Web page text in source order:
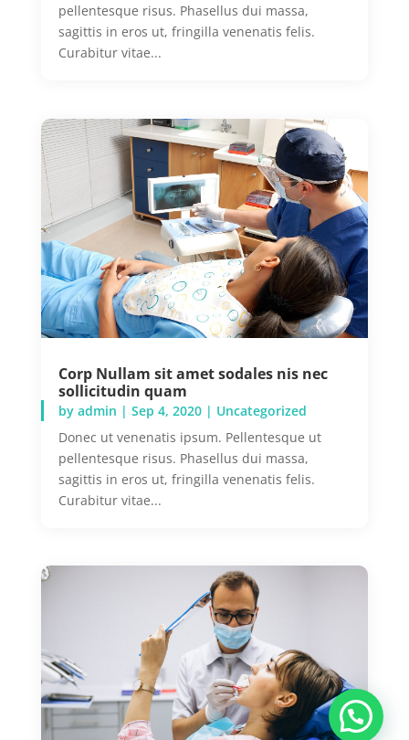
pellentesque risus. Phasellus dui massa,
sagittis in eros ut, fringilla venenatis felis.
Curabitur vitae...
Corp Nullam sit amet sodales nis nec
sollicitudin quam
by admin | Sep 4, 2020| Uncategorized
Donec ut venenatis ipsum. Pellentesque ut
pellentesque risus. Phasellus dui massa,
sagittis in eros ut, fringilla venenatis felis.
Curabitur vitae...